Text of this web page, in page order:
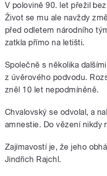
V polovině 90. let přežil
Život se mu ale navždy
před odletem národního
zatkla přímo na letišti.
Společně s několika
z úvěrového podvodu.
zněl 10 let nepodmíněně.
Chvalovský se odvolal, a
amnestie. Do vězení nikdy
Zajímavostí je, že jeho
Jindřich Rajchl.